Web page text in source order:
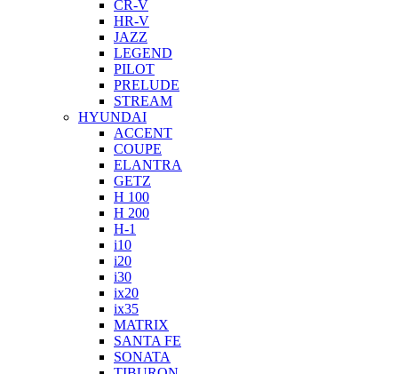
CR-V
HR-V
JAZZ
LEGEND
PILOT
PRELUDE
STREAM
HYUNDAI
ACCENT
COUPE
ELANTRA
GETZ
H 100
H 200
H-1
i10
i20
i30
ix20
ix35
MATRIX
SANTA FE
SONATA